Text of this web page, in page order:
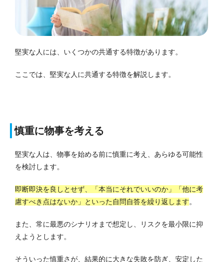
堅実な人には、いくつかの共通する特徴があります。
ここでは、堅実な人に共通する特徴を解説します。
慎重に物事を考える
堅実な人は、物事を始める前に慎重に考え、あらゆる可能性
を検討します。
即断即決を良しとせず、「本当にそれでいいのか」「他に考
慮すべき点はないか」といった自問自答を繰り返します。
また、常に最悪のシナリオまで想定し、リスクを最小限に抑
えようとします。
そういった慎重さが、結果的に大きな失敗を防ぎ、安定した